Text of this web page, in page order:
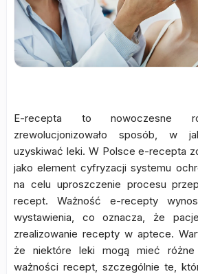
E-recepta to nowoczesne
zrewolucjonizowało sposób, w
uzyskiwać leki. W Polsce e-recepta
jako element cyfryzacji systemu
na celu uproszczenie procesu
recept. Ważność e-recepty
wystawienia, co oznacza, że
zrealizowanie recepty w aptece.
że niektóre leki mogą mieć różne
ważności recept, szczególnie te,